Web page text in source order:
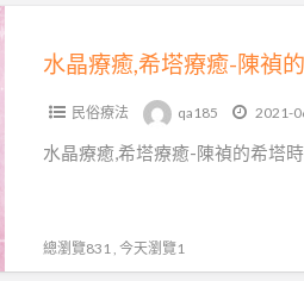
水晶療癒,希塔療癒-陳禎
民俗療法 qa185 2021-
水晶療癒,希塔療癒-陳禎的希塔
總瀏覽831 , 今天瀏覽1